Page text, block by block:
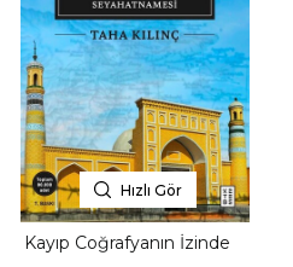
Hızlı Gör
Kayıp Coğrafyanın İzinde